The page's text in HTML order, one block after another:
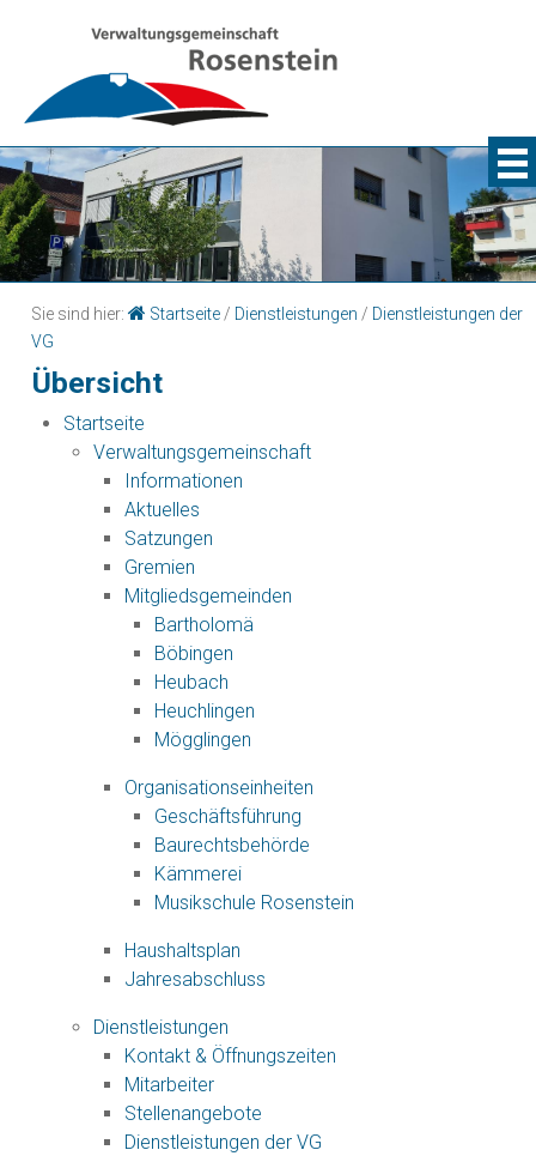
Sie sind hier: Startseite / Dienstleistungen / Dienstleistungen der
VG
Übersicht
Startseite
Verwaltungsgemeinschaft
Informationen
Aktuelles
Satzungen
Gremien
Mitgliedsgemeinden
Bartholomä
Böbingen
Heubach
Heuchlingen
Mögglingen
Organisationseinheiten
Geschäftsführung
Baurechtsbehörde
Kämmerei
Musikschule Rosenstein
Haushaltsplan
Jahresabschluss
Dienstleistungen
Kontakt & Öffnungszeiten
Mitarbeiter
Stellenangebote
Dienstleistungen der VG